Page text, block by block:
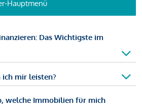
Hauptmenü
Das Wichtigste im
ich mir leisten?
welche Immobilien für mich